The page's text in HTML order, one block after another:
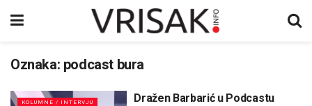
Oznaka: podcast bura
KOLUMNE / INTERVJU
Dražen Barbarić u Podcastu